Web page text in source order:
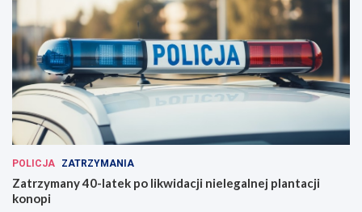
POLICJA ZATRZYMANIA
Zatrzymany 40-latek po likwidacji nielegalnej plantacji
konopi